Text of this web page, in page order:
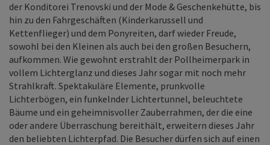
der Konditorei Trenovski und der Mode & Geschenkehütte, bis
hin zu den Fahrgeschäften (Kinderkarussell und
Kettenflieger) und dem Ponyreiten, darf wieder Freude,
sowohl bei den Kleinen als auch bei den großen Besuchern,
aufkommen. Wie gewohnt erstrahlt der Pollheimerpark in
vollem Lichterglanz und dieses Jahr sogar mit noch mehr
Strahlkraft. Spektakuläre Elemente, prunkvolle
Lichterbögen, ein funkelnder Lichtertunnel, beleuchtete
Bäume und ein geheimnisvoller Zauberrahmen, der die eine
oder andere Überraschung bereithält, erweitern dieses Jahr
den beliebten Lichterpfad. Die Besucher dürfen sich auf einen